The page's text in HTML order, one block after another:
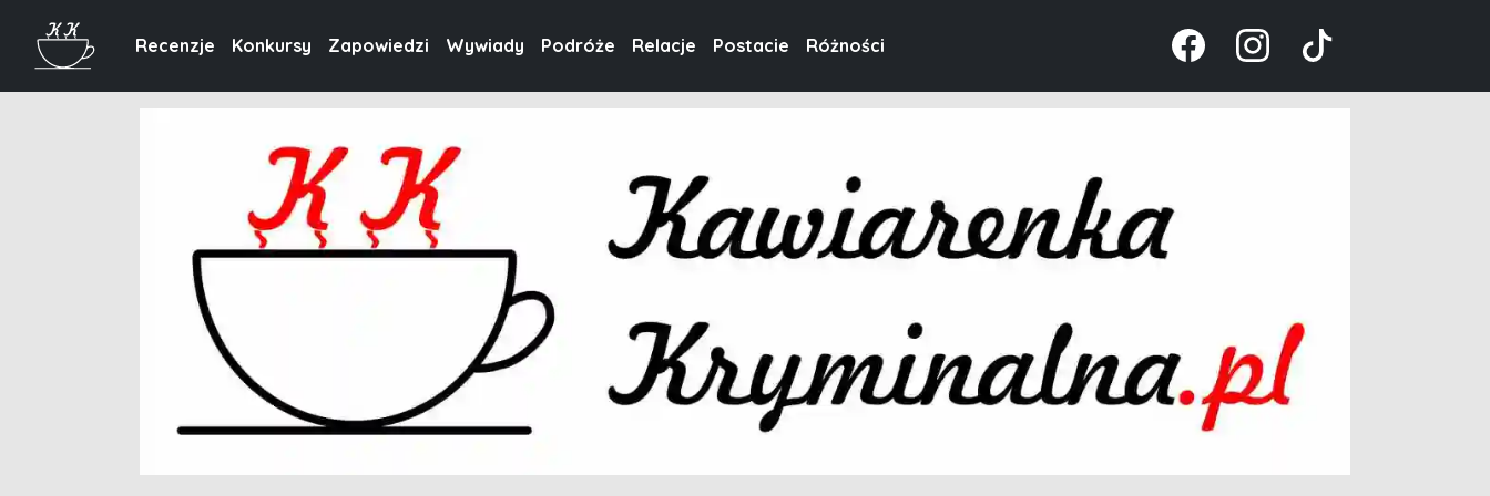
Recenzje Konkursy Zapowiedzi Wywiady Podróże Relacje Postacie Różności